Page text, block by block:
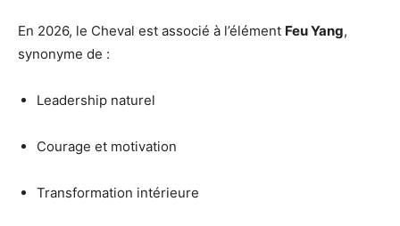
En 2026, le Cheval est associé à l’élément Feu Yang,
synonyme de :
Leadership naturel
Courage et motivation
Transformation intérieure